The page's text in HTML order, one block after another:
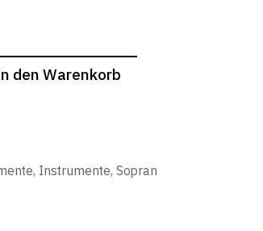
Studio 1301 Birne quantity
den Warenkorb
, Instrumente, Sopran